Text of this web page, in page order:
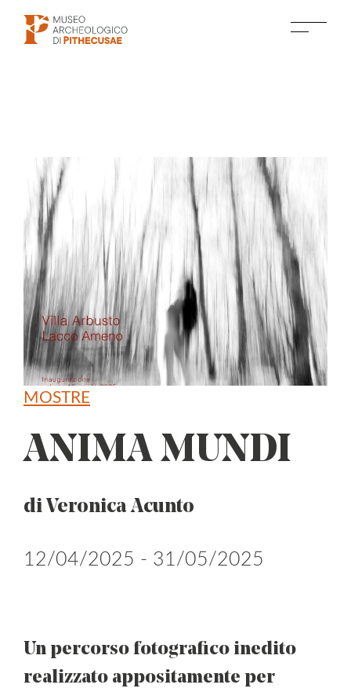
MOSTRE
ANIMA MUNDI
di Veronica Acunto
12/04/2025 - 31/05/2025
Un percorso fotografico inedito
realizzato appositamente per